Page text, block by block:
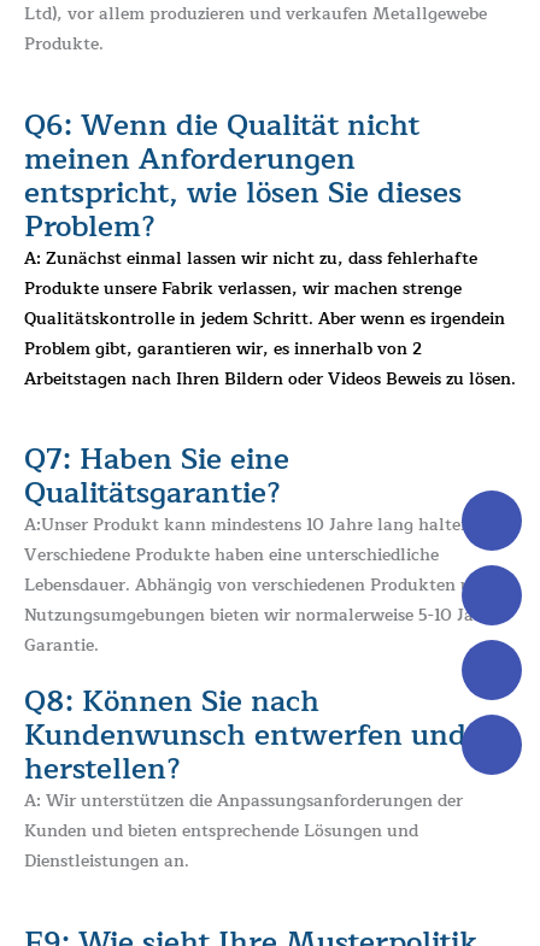
Ltd), vor allem produzieren und verkaufen Metallgewebe
Produkte.
Q6: Wenn die Qualität nicht
meinen Anforderungen
entspricht, wie lösen Sie dieses
Problem?
A: Zunächst einmal lassen wir nicht zu, dass fehlerhafte
Produkte unsere Fabrik verlassen, wir machen strenge
Qualitätskontrolle in jedem Schritt. Aber wenn es irgendein
Problem gibt, garantieren wir, es innerhalb von 2
Arbeitstagen nach Ihren Bildern oder Videos Beweis zu lösen.
Q7: Haben Sie eine
Qualitätsgarantie?
A:Unser Produkt kann mindestens 10 Jahre lang halten.
Verschiedene Produkte haben eine unterschiedliche
Lebensdauer. Abhängig von verschiedenen Produkten und
Nutzungsumgebungen bieten wir normalerweise 5-10 Jahre
Garantie.
Q8: Können Sie nach
Kundenwunsch entwerfen und
herstellen?
A: Wir unterstützen die Anpassungsanforderungen der
Kunden und bieten entsprechende Lösungen und
Dienstleistungen an.